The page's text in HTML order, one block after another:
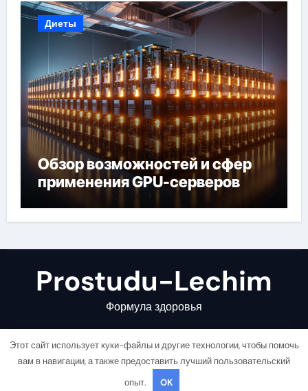
Диеты
Обзор возможностей и сфер
применения GPU-серверов
Prostudu-Lechim
Формула здоровья
Copyright © All rights reserved |
Этот сайт использует куки-файлы и другие технологии, чтобы помочь
вам в навигации, а также предоставить лучший пользовательский
опыт.
OK